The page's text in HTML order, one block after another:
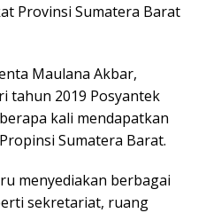
Provinsi Sumatera Barat
Maulana Akbar,
tahun 2019 Posyantek
kali mendapatkan
Sumatera Barat.
menyediakan berbagai
sekretariat, ruang